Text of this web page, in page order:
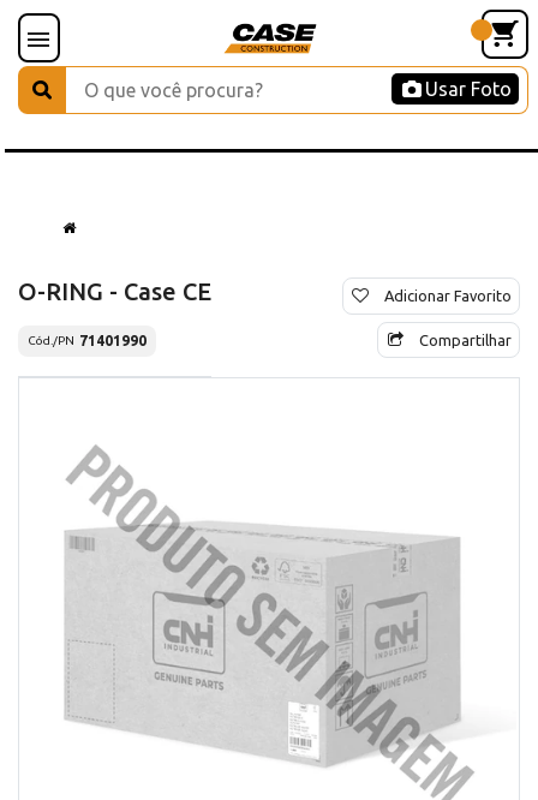
Usar Foto
O-RING - Case CE
Cód./PN 71401990
Adicionar Favorito
Compartilhar